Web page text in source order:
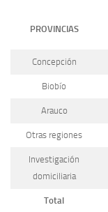
PROVINCIAS
Concepción
Biobío
Arauco
Otras regiones
Investigación
domiciliaria
Total